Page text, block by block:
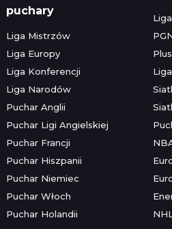
puchary
Liga Mistrzów
Liga Europy
Liga Konferencji
Liga Narodów
Puchar Anglii
Puchar Ligi Angielskiej
Puchar Francji
Puchar Hiszpanii
Puchar Niemiec
Puchar Włoch
Puchar Holandii